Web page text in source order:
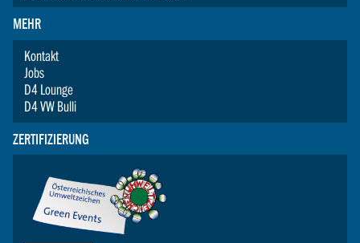
MEHR
Kontakt
Jobs
D4 Lounge
D4 VW Bulli
ZERTIFIZIERUNG